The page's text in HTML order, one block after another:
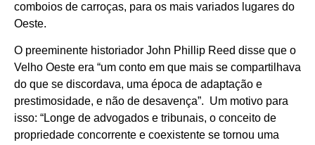
comboios de carroças, para os mais variados lugares do
Oeste.
O preeminente historiador John Phillip Reed disse que o
Velho Oeste era “um conto em que mais se compartilhava
do que se discordava, uma época de adaptação e
prestimosidade, e não de desavença”. Um motivo para
isso: “Longe de advogados e tribunais, o conceito de
propriedade concorrente e coexistente se tornou uma